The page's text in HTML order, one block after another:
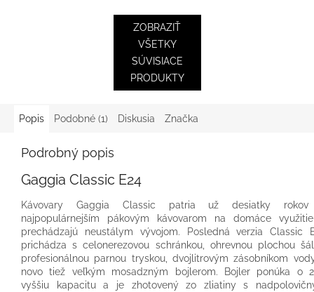
ZOBRAZIŤ
VŠETKY
SÚVISIACE
PRODUKTY
Popis Podobné (1) Diskusia Značka
Podrobný popis
Gaggia Classic E24
Kávovary Gaggia Classic patria už desiatky
najpopulárnejším pákovým kávovarom na domáce
prechádzajú neustálym vývojom. Posledná verzia Classic
prichádza s celonerezovou schránkou, ohrevnou plochou
profesionálnou parnou tryskou, dvojlitrovým zásobníkom
novo tiež veľkým mosadzným bojlerom. Bojler ponúka o
vyššiu kapacitu a je zhotovený zo zliatiny s